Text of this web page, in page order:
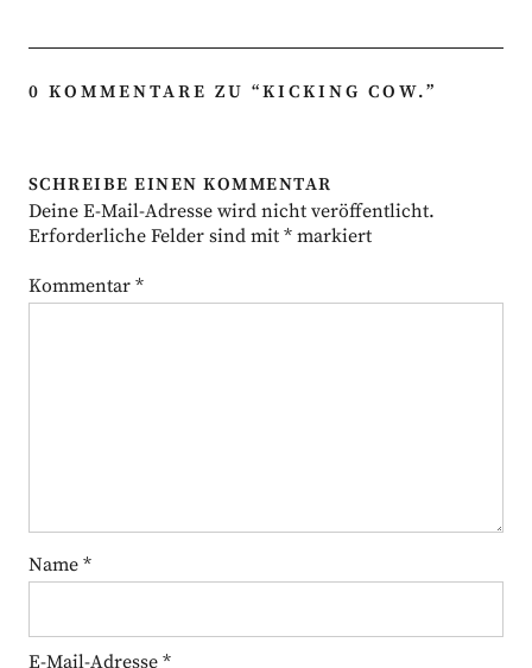
0 KOMMENTARE ZU “KICKING COW.”
SCHREIBE EINEN KOMMENTAR
Deine E-Mail-Adresse wird nicht veröffentlicht.
Erforderliche Felder sind mit *markiert
Kommentar *
Name *
E-Mail-Adresse *